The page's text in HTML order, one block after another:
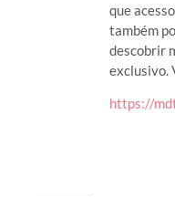
que
também
descobrir
exclusivo.
https://